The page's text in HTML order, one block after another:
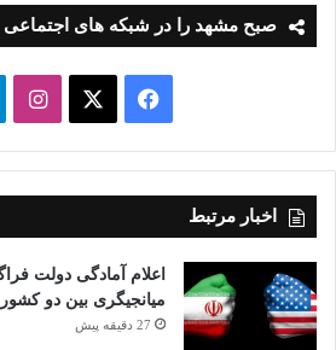
صبح مشهد را در شبکه های اجتماعی
فیسبوک ایکس
اخبار مرتبط
اعلام آمادگی دولت
میانجیگری بین دو کشور
27 دقیقه پیش